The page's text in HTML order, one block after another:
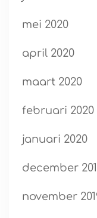
mei 2020
april 2020
maart 2020
februari 2020
januari 2020
december
november